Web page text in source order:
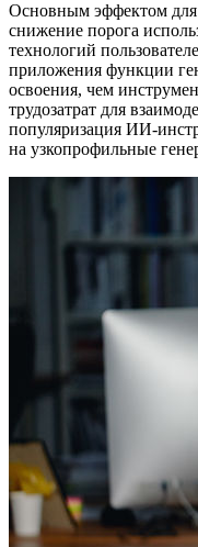
Основным эффектом для
снижение порога
технологий
приложения функции
освоения, чем
трудозатрат для
популяризация ИИ-
на узкопрофильные